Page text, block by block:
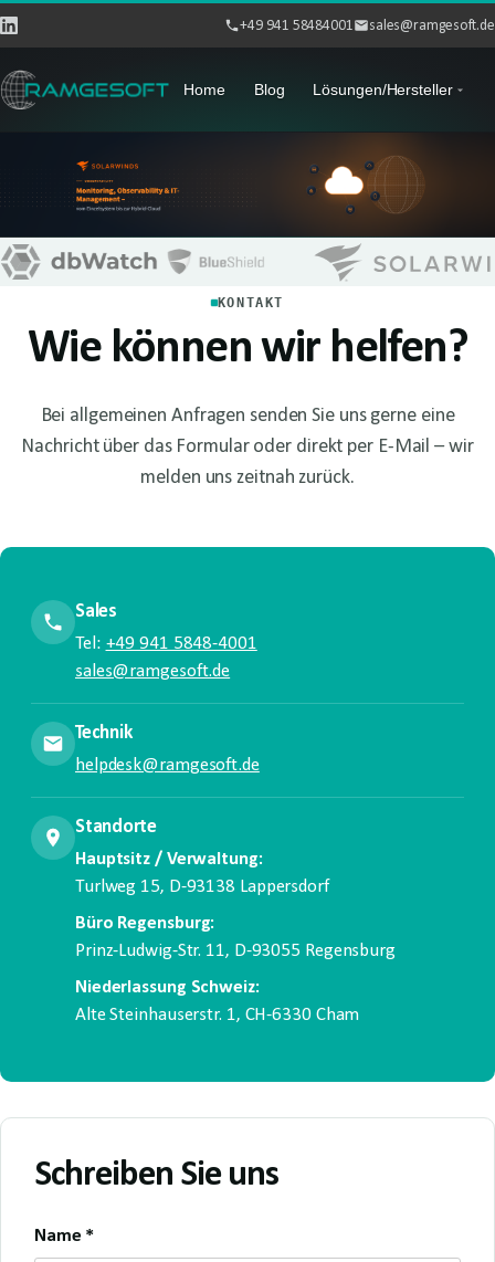
+49 941 58484001 sales@ramgesoft.de
Home Blog Lösungen/Hersteller
KONTAKT
Wie können wir helfen?
Bei allgemeinen Anfragen senden Sie uns gerne eine
Nachricht über das Formular oder direkt per E-Mail – wir
melden uns zeitnah zurück.
Sales
Tel: +49 941 5848-4001
sales@ramgesoft.de
Technik
helpdesk@ramgesoft.de
Standorte
Hauptsitz / Verwaltung:
Turlweg 15, D-93138 Lappersdorf
Büro Regensburg:
Prinz-Ludwig-Str. 11, D-93055 Regensburg
Niederlassung Schweiz:
Alte Steinhauserstr. 1, CH-6330 Cham
Schreiben Sie uns
Name *